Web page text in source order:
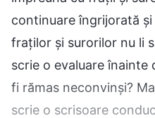
continuare îngrijorată și
fraților și surorilor nu li
scrie o evaluare înainte
fi rămas neconvinși?
scrie o scrisoare